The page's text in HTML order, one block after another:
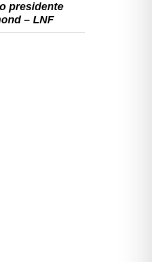
presidente
– LNF